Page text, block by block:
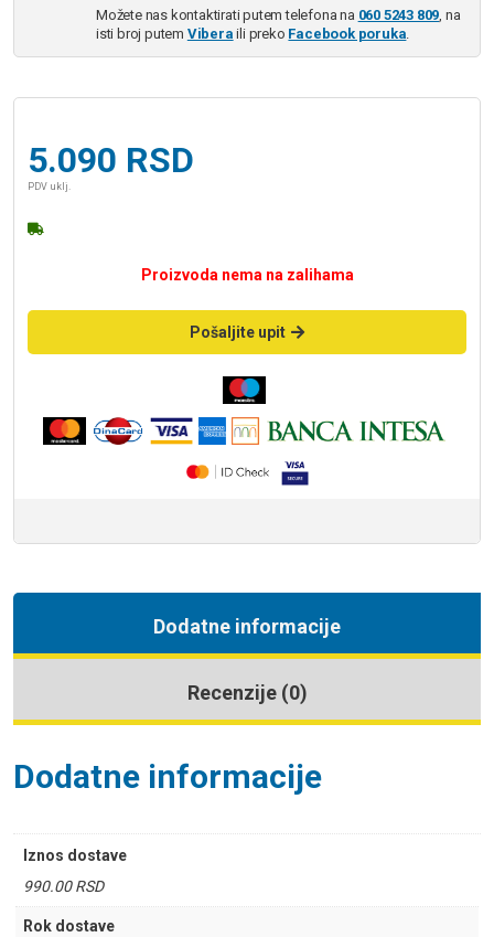
Možete nas kontaktirati putem telefona na 060 5243 809, na
isti broj putem Vibera ili preko Facebook poruka.
5.090 RSD
PDV uklj.
Proizvoda nema na zalihama
Pošaljite upit
Dodatne informacije
Recenzije (0)
Dodatne informacije
Iznos dostave
990.00 RSD
Rok dostave